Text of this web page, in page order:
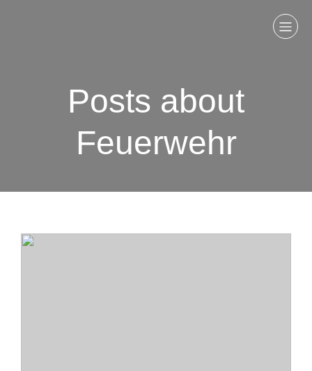
Posts about
Feuerwehr